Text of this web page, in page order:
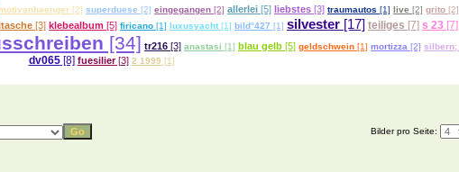
[2] superduese [2] eingegangen [2] allerlei [5] liebstes [3] traumautos [1] live [2] grito [2]
[3] klebealbum [5] firicano [1] luxusyacht [1] bild°427 [1] silvester [17] teiliges [7] s 23 [7]
[34] tr216 [3] anastasi [1] blau gelb [5] geldschwein [1] mortizza [2] silbern;
dv065[8] fuesilier[3] 2 1999 [1]
Bilder pro Seite: